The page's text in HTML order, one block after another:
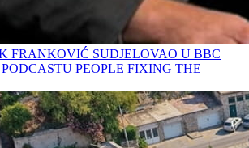
FRANKOVIĆ SUDJELOVAO U BBC
PEOPLE FIXING THE